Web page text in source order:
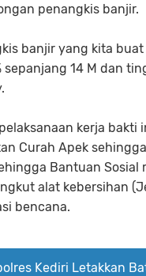
penangkis banjir.
banjir yang kita buat
sepanjang 14 M dan
kerja bakti
Curah Apek
Bantuan Sosial
alat kebersihan
bencana.
Kediri Letakkan